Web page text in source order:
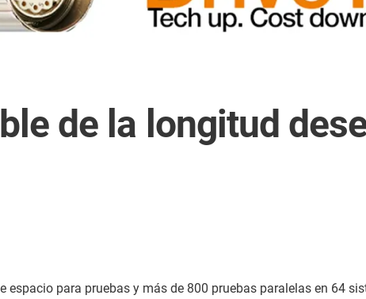
de la longitud
espacio para pruebas y más de 800 pruebas paralelas en 64